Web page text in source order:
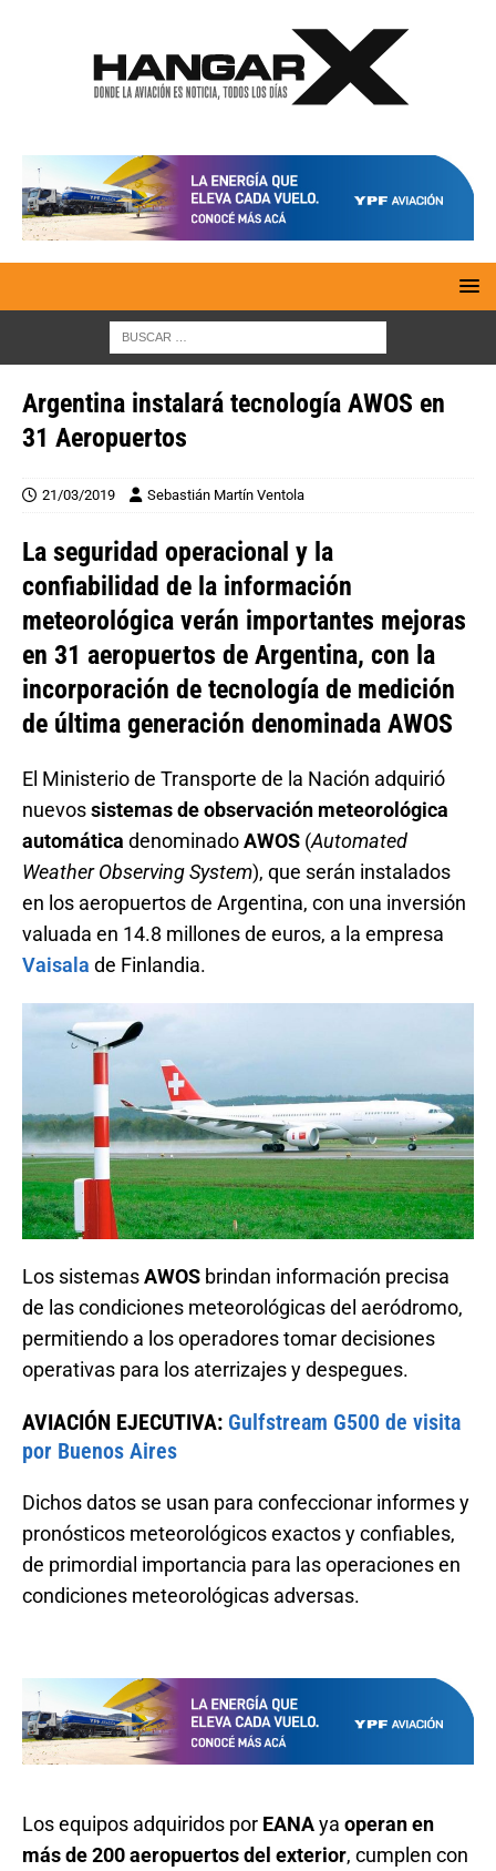
Argentina instalará tecnología AWOS en
31 Aeropuertos
21/03/2019 Sebastián Martín Ventola
La seguridad operacional y la
confiabilidad de la información
meteorológica verán importantes mejoras
en 31 aeropuertos de Argentina, con la
incorporación de tecnología de medición
de última generación denominada AWOS
El Ministerio de Transporte de la Nación adquirió
nuevossistemas de observación meteorológica
automática denominadoAWOS (Automated
Weather Observing System), que serán instalados
en los aeropuertos de Argentina, con una inversión
valuada en 14.8 millones de euros, a la empresa
Vaisala de Finlandia.
Los sistemasAWOS brindan información precisa
de las condiciones meteorológicas del aeródromo,
permitiendo a los operadores tomar decisiones
operativas para los aterrizajes y despegues.
AVIACIÓN EJECUTIVA: Gulfstream G500 de visita
por Buenos Aires
Dichos datos se usan para confeccionar informes y
pronósticos meteorológicos exactos y confiables,
de primordial importancia para las operaciones en
condiciones meteorológicas adversas.
Los equipos adquiridos por EANAya operan en
más de 200 aeropuertos del exterior, cumplen con